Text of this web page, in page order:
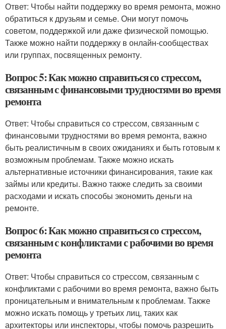
Ответ: Чтобы найти поддержку во время ремонта, можно
обратиться к друзьям и семье. Они могут помочь
советом, поддержкой или даже физической помощью.
Также можно найти поддержку в онлайн-сообществах
или группах, посвященных ремонту.
Вопрос 5: Как можно справиться со стрессом,
связанным с финансовыми трудностями во время
ремонта
Ответ: Чтобы справиться со стрессом, связанным с
финансовыми трудностями во время ремонта, важно
быть реалистичным в своих ожиданиях и быть готовым к
возможным проблемам. Также можно искать
альтернативные источники финансирования, такие как
займы или кредиты. Важно также следить за своими
расходами и искать способы экономить деньги на
ремонте.
Вопрос 6: Как можно справиться со стрессом,
связанным с конфликтами с рабочими во время
ремонта
Ответ: Чтобы справиться со стрессом, связанным с
конфликтами с рабочими во время ремонта, важно быть
проницательным и внимательным к проблемам. Также
можно искать помощь у третьих лиц, таких как
архитекторы или инспекторы, чтобы помочь разрешить